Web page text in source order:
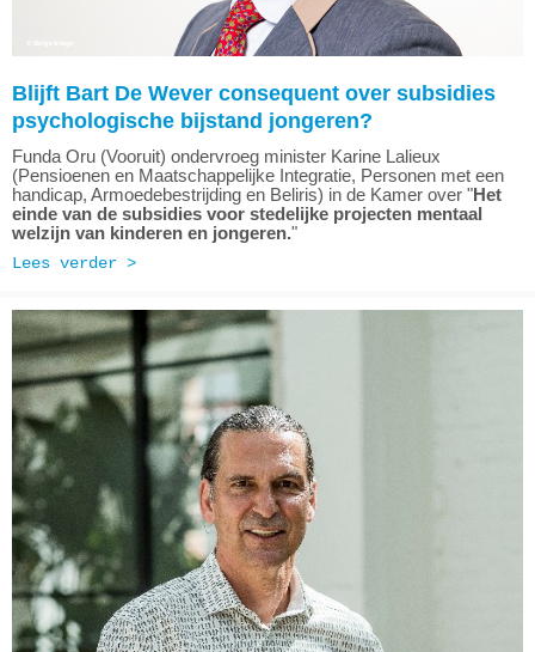
Blijft Bart De Wever consequent over subsidies
psychologische bijstand jongeren?
Funda Oru (Vooruit) ondervroeg minister Karine Lalieux
(Pensioenen en Maatschappelijke Integratie, Personen met een
handicap, Armoedebestrijding en Beliris) in de Kamer over "Het
einde van de subsidies voor stedelijke projecten mentaal
welzijn van kinderen en jongeren."
Lees verder >